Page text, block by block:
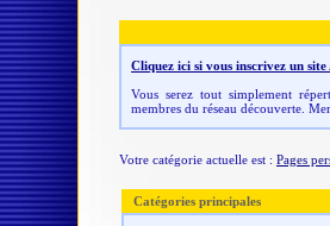
Cliquez ici si vous inscrivez un
Vous serez tout simplement
membres du réseau découverte.
Votre catégorie actuelle est : Pages
Catégories principales